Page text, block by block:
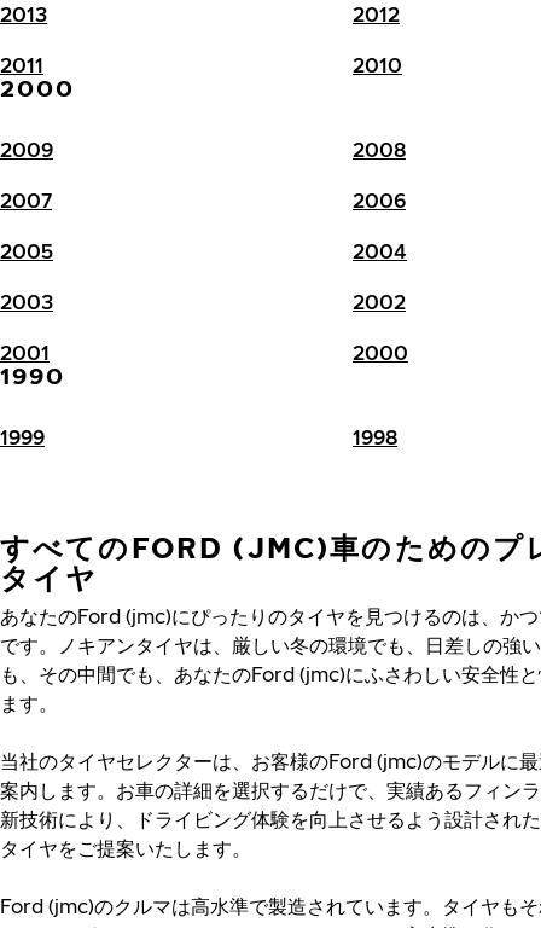
2013 2012
2011 2010
2000
2009 2008
2007 2006
2005 2004
2003 2002
2001 2000
1990
1999 1998
すべてのFORD (JMC)車のためのプ
タイヤ
あなたのFord (jmc)にぴったりのタイヤを見つけるのは、か
です。ノキアンタイヤは、厳しい冬の環境でも、日差しの強
も、その中間でも、あなたのFord (jmc)にふさわしい安全性
ます。
当社のタイヤセレクターは、お客様のFord (jmc)のモデルに
案内します。お車の詳細を選択するだけで、実績あるフィン
新技術により、ドライビング体験を向上させるよう設計され
タイヤをご提案いたします。
Ford (jmc)のクルマは高水準で製造されています。タイヤも